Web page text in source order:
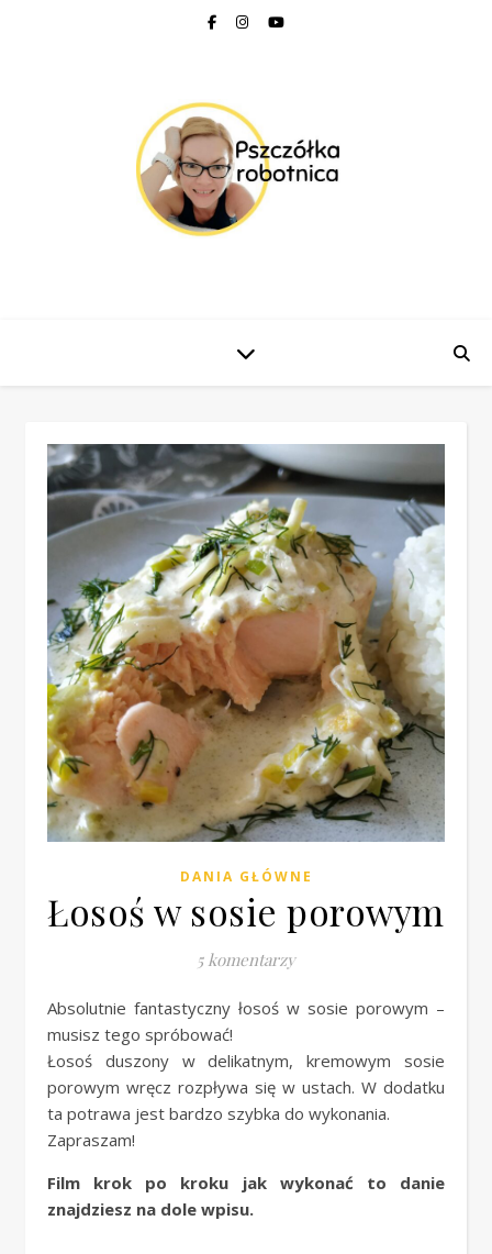
DANIA GŁÓWNE
Łosoś w sosie porowym
5 komentarzy
Absolutnie fantastyczny łosoś w sosie porowym –
musisz tego spróbować!
Łosoś duszony w delikatnym, kremowym sosie
porowym wręcz rozpływa się w ustach. W dodatku
ta potrawa jest bardzo szybka do wykonania.
Zapraszam!
Film krok po kroku jak wykonać to danie
znajdziesz na dole wpisu.